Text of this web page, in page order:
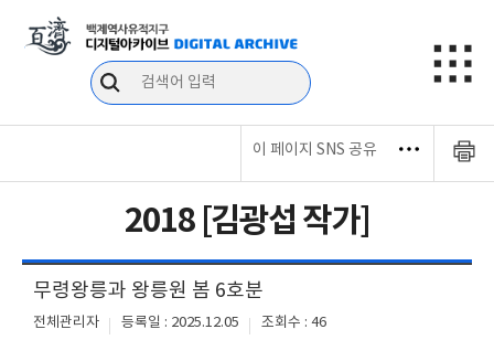
이 페이지 SNS 공유
2018 [김광섭 작가]
무령왕릉과 왕릉원 봄 6호분
전체관리자 등록일 : 2025.12.05 조회수 : 46